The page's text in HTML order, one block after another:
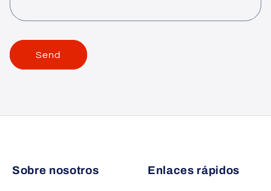
m
Send
Sobre nosotros Enlaces rápidos